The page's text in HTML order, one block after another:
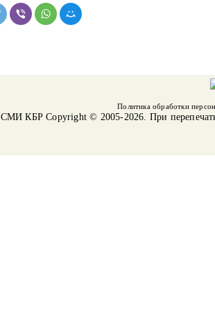
Политика обработки
СМИ КБРCopyright © 2005-2026. При